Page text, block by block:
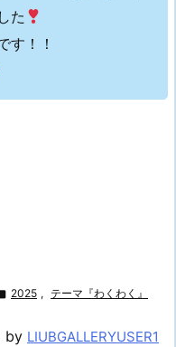
た
す！！
2025 , テーマ『わくわく』
by LIUBGALLERYUSER1